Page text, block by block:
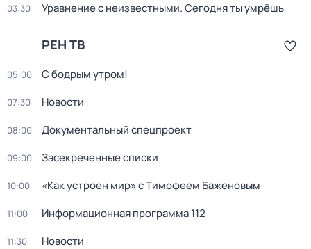
03:30 Уравнение с неизвестными. Сегодня ты умрёшь
РЕН ТВ
05:00 С бодрым утром!
07:30 Новости
08:00 Документальный спецпроект
09:00 Заcекрeченные списки
10:00 «Как устроен мир» с Тимофеем Баженовым
11:00 Информационная программа 112
11:30 Новости